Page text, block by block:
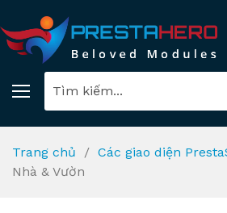
Trang chủ
Các giao diện
Nhà & Vườn